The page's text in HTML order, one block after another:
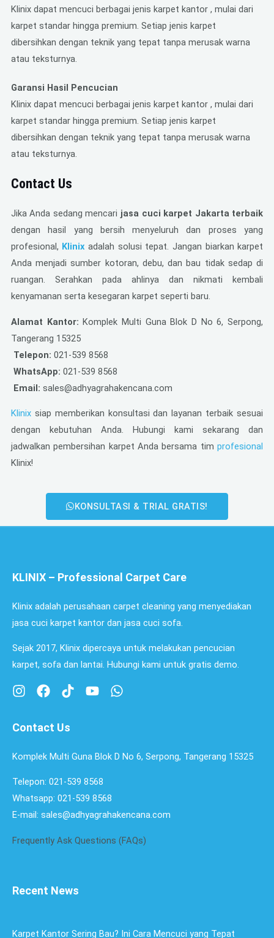
Klinix dapat mencuci berbagai jenis karpet kantor , mulai dari
karpet standar hingga premium. Setiap jenis karpet
dibersihkan dengan teknik yang tepat tanpa merusak warna
atau teksturnya.
Garansi Hasil Pencucian
Klinix dapat mencuci berbagai jenis karpet kantor , mulai dari
karpet standar hingga premium. Setiap jenis karpet
dibersihkan dengan teknik yang tepat tanpa merusak warna
atau teksturnya.
Contact Us
Jika Anda sedang mencari jasa cuci karpet Jakarta terbaik
dengan hasil yang bersih menyeluruh dan proses yang
profesional, Klinix adalah solusi tepat. Jangan biarkan karpet
Anda menjadi sumber kotoran, debu, dan bau tidak sedap di
ruangan. Serahkan pada ahlinya dan nikmati kembali
kenyamanan serta kesegaran karpet seperti baru.
Alamat Kantor: Komplek Multi Guna Blok D No 6, Serpong,
Tangerang 15325
Telepon: 021-539 8568
WhatsApp: 021-539 8568
Email: sales@adhyagrahakencana.com
Klinixsiap memberikan konsultasi dan layanan terbaik sesuai
dengan kebutuhan Anda. Hubungi kami sekarang dan
jadwalkan pembersihan karpet Anda bersama timprofesional
Klinix!
KONSULTASI & TRIAL GRATIS!
KLINIX – Professional Carpet Care
Klinix adalah perusahaan carpet cleaning yang menyediakan
jasa cuci karpet kantor dan jasa cuci sofa.
Sejak 2017, Klinix dipercaya untuk melakukan pencucian
karpet, sofa dan lantai. Hubungi kami untuk gratis demo.
Contact Us
Komplek Multi Guna Blok D No 6, Serpong, Tangerang 15325
Telepon: 021-539 8568
Whatsapp: 021-539 8568
E-mail: sales@adhyagrahakencana.com
Frequently Ask Questions (FAQs)
Recent News
Karpet Kantor Sering Bau? Ini Cara Mencuci yang Tepat